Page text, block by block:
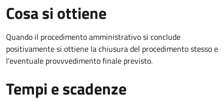
Cosa si ottiene
Quando il procedimento amministrativo si conclude
positivamente si ottiene la chiusura del procedimento stesso e
l'eventuale provvvedimento finale previsto.
Tempi e scadenze